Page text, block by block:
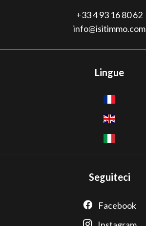
+33 4 93 16 80 62
info@isitimmo.com
Lingue
Seguiteci
Facebook